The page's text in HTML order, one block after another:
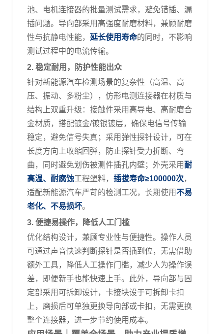
池、电机连接器的批量测试需求，避免错插、漏
插问题。导向部采用高强度耐磨材料，兼顾耐磨
性与抗静电性能， 延长使用寿命的同时，不影响
测试过程中的电流传输。
2. 稳定耐用，防护性能出众
针对新能源汽车检测场景的复杂性（高温、高
压、振动、多粉尘），仿形电测连接器在材质与
结构上双重升级：接触件采用高导电、高耐磨合
金材质，搭配镀金/镀银镀层，确保电信号传输
稳定，避免信号失真；采用弹性探针设计，可在
长度方向上收缩回弹，防止探针受力折断、弯
曲，同时避免划伤被测件插孔内壁；外壳采用 耐
高温、耐腐蚀工程塑料， 插拔寿命≥100000次，
适配新能源汽车严苛的检测工况，长期使用不易
老化、不易损坏。
3. 便捷易操作，降低人工门槛
优化结构设计，兼顾专业性与便捷性。操作人员
可通过声音快速判断探针是否插到位，无需借助
额外工具，降低人工操作门槛，减少人为操作误
差，即便新手也能快速上手。此外，导向部与固
定部采用可拆卸设计，卡接块设于可拆卸卡扣
上，磨损后可单独更换导向部或卡扣，无需更换
整个连接器，进一步节约使用成本。